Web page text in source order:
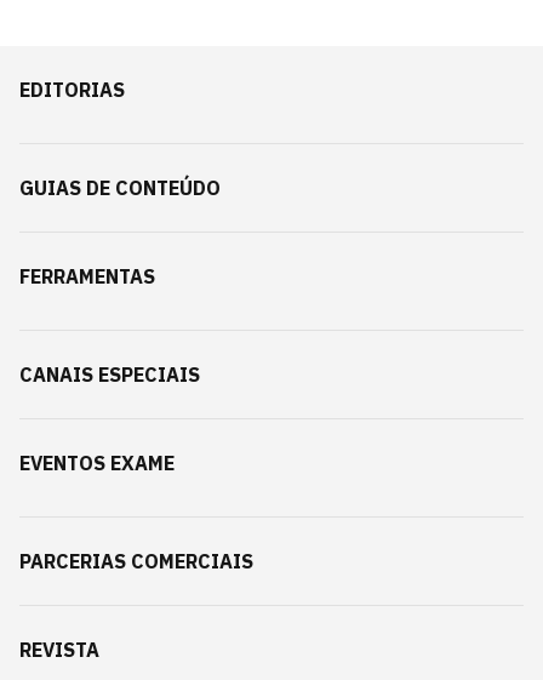
EDITORIAS
GUIAS DE CONTEÚDO
FERRAMENTAS
CANAIS ESPECIAIS
EVENTOS EXAME
PARCERIAS COMERCIAIS
REVISTA